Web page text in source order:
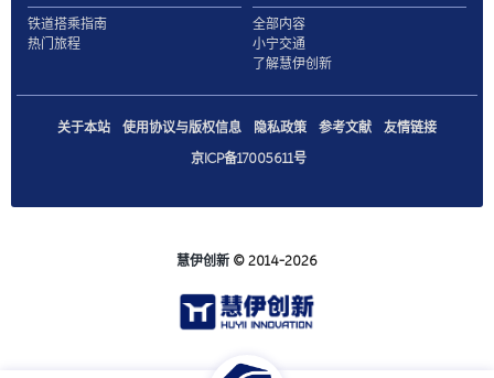
铁道搭乘指南
热门旅程
全部内容
小宁交通
了解慧伊创新
关于本站 使用协议与版权信息 隐私政策 参考文献
友情链接
京ICP备17005611号
慧伊创新 © 2014-2026